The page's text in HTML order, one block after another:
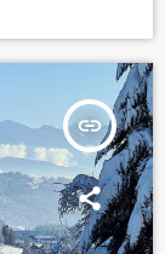
insert_link